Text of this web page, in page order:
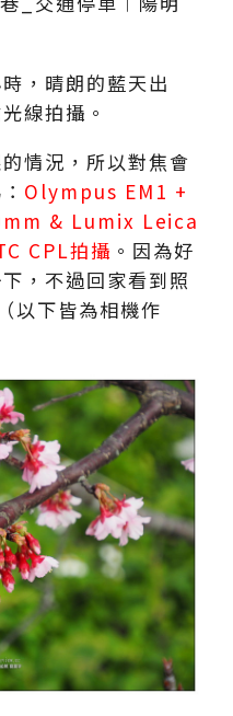
，晴朗的藍天出
線拍攝。
情況，所以對焦會
Olympus EM1 +
& Lumix Leica
CPL拍攝 。因為好
，不過回家看到照
以下皆為相機作